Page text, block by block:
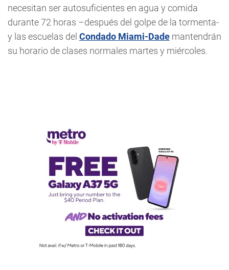
necesitan ser autosuficientes en agua y comida
durante 72 horas –después del golpe de la tormenta-
y las escuelas del Condado Miami-Dade mantendrán
su horario de clases normales martes y miércoles.